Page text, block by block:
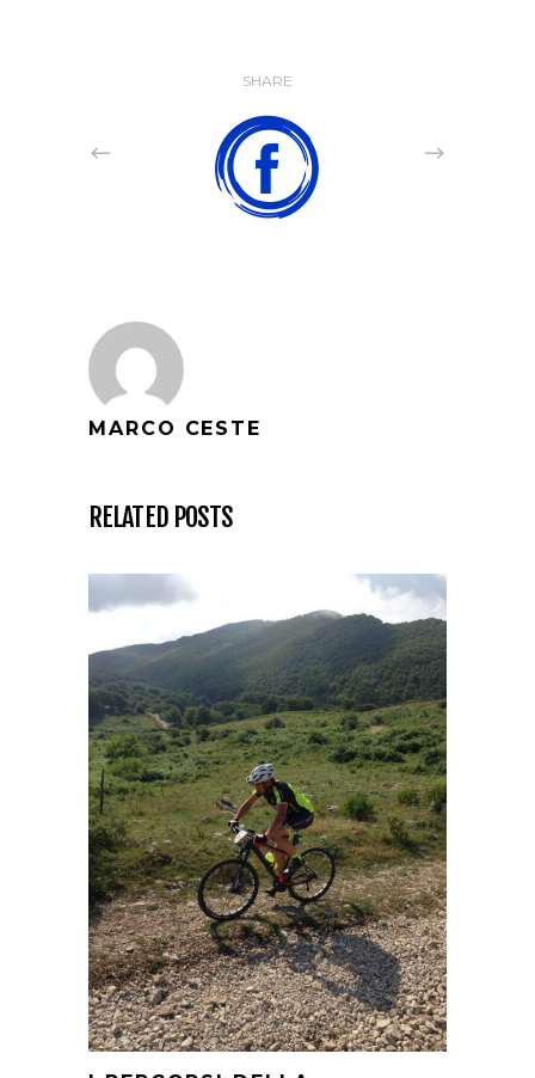
SHARE
MARCO CESTE
RELATED POSTS